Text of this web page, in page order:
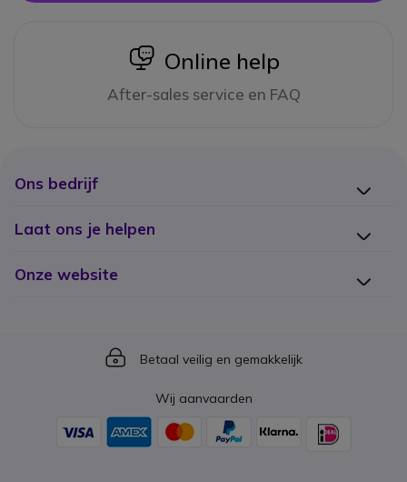
icon
Online help
After-sales service en FAQ
Ons bedrijf
Laat ons je helpen
Onze website
Icon
Betaal veilig en gemakkelijk
Wij aanvaarden